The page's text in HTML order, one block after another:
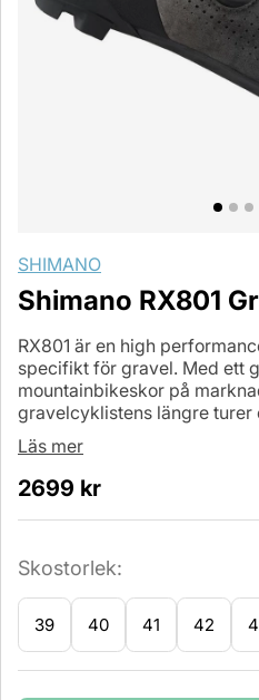
SHIMANO
Shimano RX801
RX801 är en high
specifikt för gravel. Med ett
mountainbikeskor på
gravelcyklistens längre turer
Läs mer
2699 kr
Skostorlek:
39 40 41 42